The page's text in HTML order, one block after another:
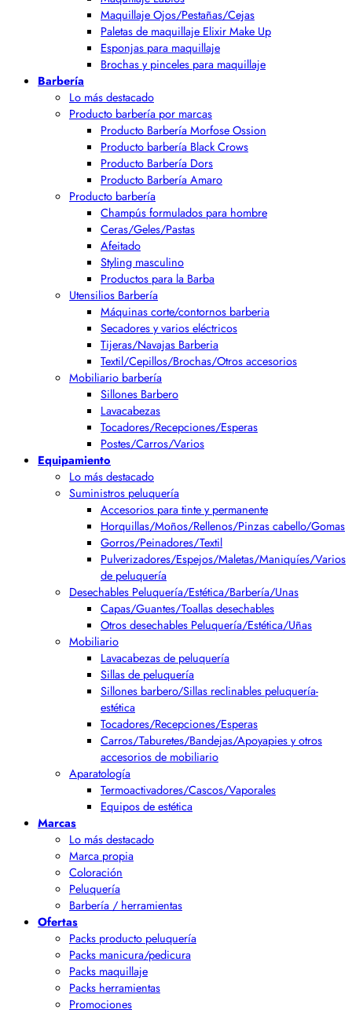
Maquillaje Ojos/Pestañas/Cejas
Paletas de maquillaje Elixir Make Up
Esponjas para maquillaje
Brochas y pinceles para maquillaje
Barbería
Lo más destacado
Producto barbería por marcas
Producto Barbería Morfose Ossion
Producto barbería Black Crows
Producto Barbería Dors
Producto Barbería Amaro
Producto barbería
Champús formulados para hombre
Ceras/Geles/Pastas
Afeitado
Styling masculino
Productos para la Barba
Utensilios Barbería
Máquinas corte/contornos barberia
Secadores y varios eléctricos
Tijeras/Navajas Barberia
Textil/Cepillos/Brochas/Otros accesorios
Mobiliario barbería
Sillones Barbero
Lavacabezas
Tocadores/Recepciones/Esperas
Postes/Carros/Varios
Equipamiento
Lo más destacado
Suministros peluquería
Accesorios para tinte y permanente
Horquillas/Moños/Rellenos/Pinzas cabello/Gomas
Gorros/Peinadores/Textil
Pulverizadores/Espejos/Maletas/Maniquíes/Varios
de peluquería
Desechables Peluquería/Estética/Barbería/Unas
Capas/Guantes/Toallas desechables
Otros desechables Peluquería/Estética/Uñas
Mobiliario
Lavacabezas de peluquería
Sillas de peluquería
Sillones barbero/Sillas reclinables peluquería-
estética
Tocadores/Recepciones/Esperas
Carros/Taburetes/Bandejas/Apoyapies y otros
accesorios de mobiliario
Aparatología
Termoactivadores/Cascos/Vaporales
Equipos de estética
Marcas
Lo más destacado
Marca propia
Coloración
Peluquería
Barbería / herramientas
Ofertas
Packs producto peluquería
Packs manicura/pedicura
Packs maquillaje
Packs herramientas
Promociones